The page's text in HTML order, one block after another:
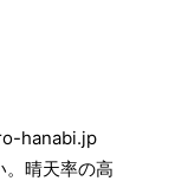
hanabi.jp
。晴天率の高